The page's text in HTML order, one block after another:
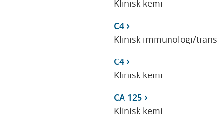
Klinisk kemi
C4
Klinisk immunologi/
C4
Klinisk kemi
CA 125
Klinisk kemi